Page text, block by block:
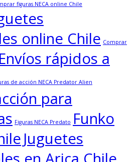
figuras NECA online Chile
online Chile Comprar
Envíos rápidos a
de acción NECA Predator Alien
para
Figuras NECA Predato Funko
Juguetes